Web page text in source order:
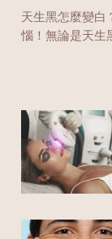
天生黑怎麼變白
惱！無論是天生
品，該怎麼挑才
7大讓皮膚變白
到最後咯！